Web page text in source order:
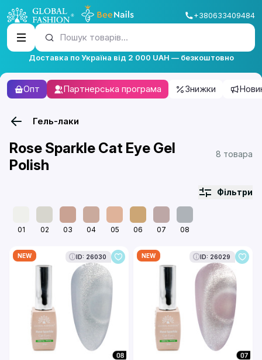
+380633409484
Пошук товарів...
Доставка по Україна від 2 000 UAH — безкоштовно
Опт Партнерська програма Знижки
Гель-лаки
Rose Sparkle Cat Eye Gel
Polish
8 товара
Фільтри
01 02 03 04 05 06 07 08
NEW ID: 26030 NEW ID: 26029